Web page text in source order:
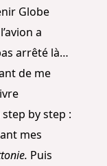
Globe
a
arrêté là…
de me
step by step :
mes
Puis